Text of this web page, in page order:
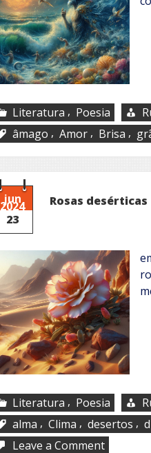
Literatura , Poesia
âmago , Amor , Brisa ,
jun
2024
23
Rosas desérticas
Literatura , Poesia
alma , Clima , desertos ,
Leave a Commenton